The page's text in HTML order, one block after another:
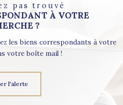
pas trouvé
À VOTRE
?
les biens correspondants à votre
votre boîte mail !
l'alerte